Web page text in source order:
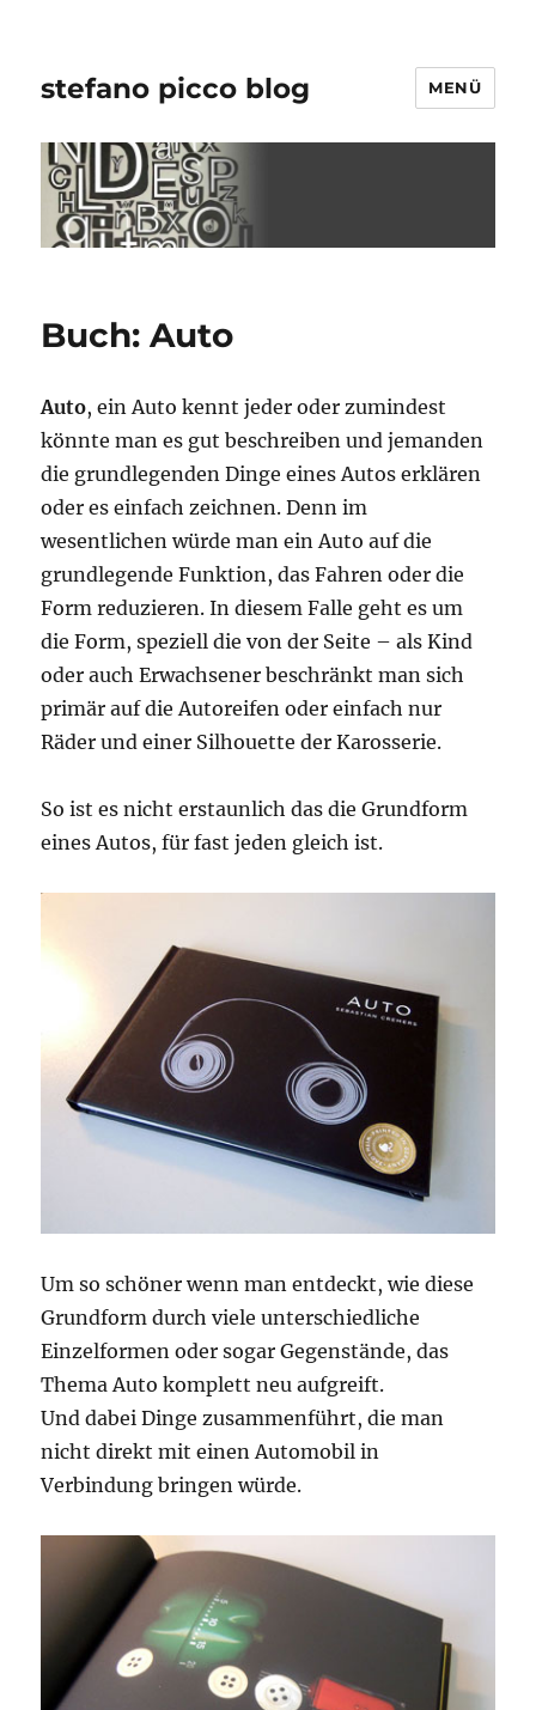
stefano picco blog MENÜ
Buch: Auto
Auto, ein Auto kennt jeder oder zumindest
könnte man es gut beschreiben und jemanden
die grundlegenden Dinge eines Autos erklären
oder es einfach zeichnen. Denn im
wesentlichen würde man ein Auto auf die
grundlegende Funktion, das Fahren oder die
Form reduzieren. In diesem Falle geht es um
die Form, speziell die von der Seite – als Kind
oder auch Erwachsener beschränkt man sich
primär auf die Autoreifen oder einfach nur
Räder und einer Silhouette der Karosserie.
So ist es nicht erstaunlich das die Grundform
eines Autos, für fast jeden gleich ist.
Um so schöner wenn man entdeckt, wie diese
Grundform durch viele unterschiedliche
Einzelformen oder sogar Gegenstände, das
Thema Auto komplett neu aufgreift.
Und dabei Dinge zusammenführt, die man
nicht direkt mit einen Automobil in
Verbindung bringen würde.